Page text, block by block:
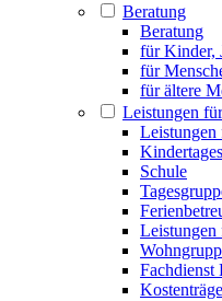
Beratung
Beratung
für Kinder,
für
für ältere
Leistungen
Leistungen
Schule
Leistungen
Fachdienst